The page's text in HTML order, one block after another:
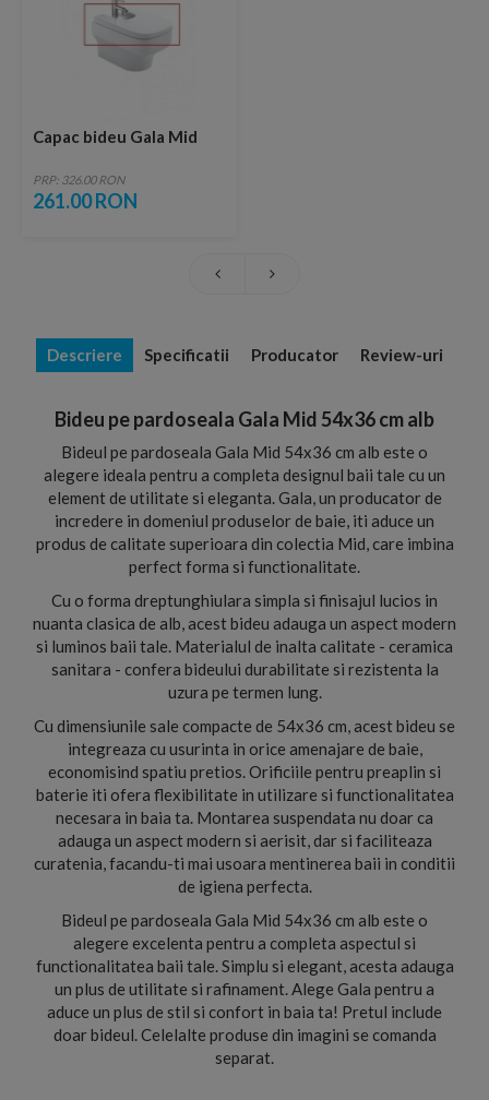
Capac bideu Gala Mid
PRP: 326.00 RON
261.00 RON
Descriere Specificatii Producator Review-uri
Bideu pe pardoseala Gala Mid 54x36 cm alb
Bideul pe pardoseala Gala Mid 54x36 cm alb este o
alegere ideala pentru a completa designul baii tale cu un
element de utilitate si eleganta. Gala, un producator de
incredere in domeniul produselor de baie, iti aduce un
produs de calitate superioara din colectia Mid, care imbina
perfect forma si functionalitate.
Cu o forma dreptunghiulara simpla si finisajul lucios in
nuanta clasica de alb, acest bideu adauga un aspect modern
si luminos baii tale. Materialul de inalta calitate - ceramica
sanitara - confera bideului durabilitate si rezistenta la
uzura pe termen lung.
Cu dimensiunile sale compacte de 54x36 cm, acest bideu se
integreaza cu usurinta in orice amenajare de baie,
economisind spatiu pretios. Orificiile pentru preaplin si
baterie iti ofera flexibilitate in utilizare si functionalitatea
necesara in baia ta. Montarea suspendata nu doar ca
adauga un aspect modern si aerisit, dar si faciliteaza
curatenia, facandu-ti mai usoara mentinerea baii in conditii
de igiena perfecta.
Bideul pe pardoseala Gala Mid 54x36 cm alb este o
alegere excelenta pentru a completa aspectul si
functionalitatea baii tale. Simplu si elegant, acesta adauga
un plus de utilitate si rafinament. Alege Gala pentru a
aduce un plus de stil si confort in baia ta! Pretul include
doar bideul. Celelalte produse din imagini se comanda
separat.